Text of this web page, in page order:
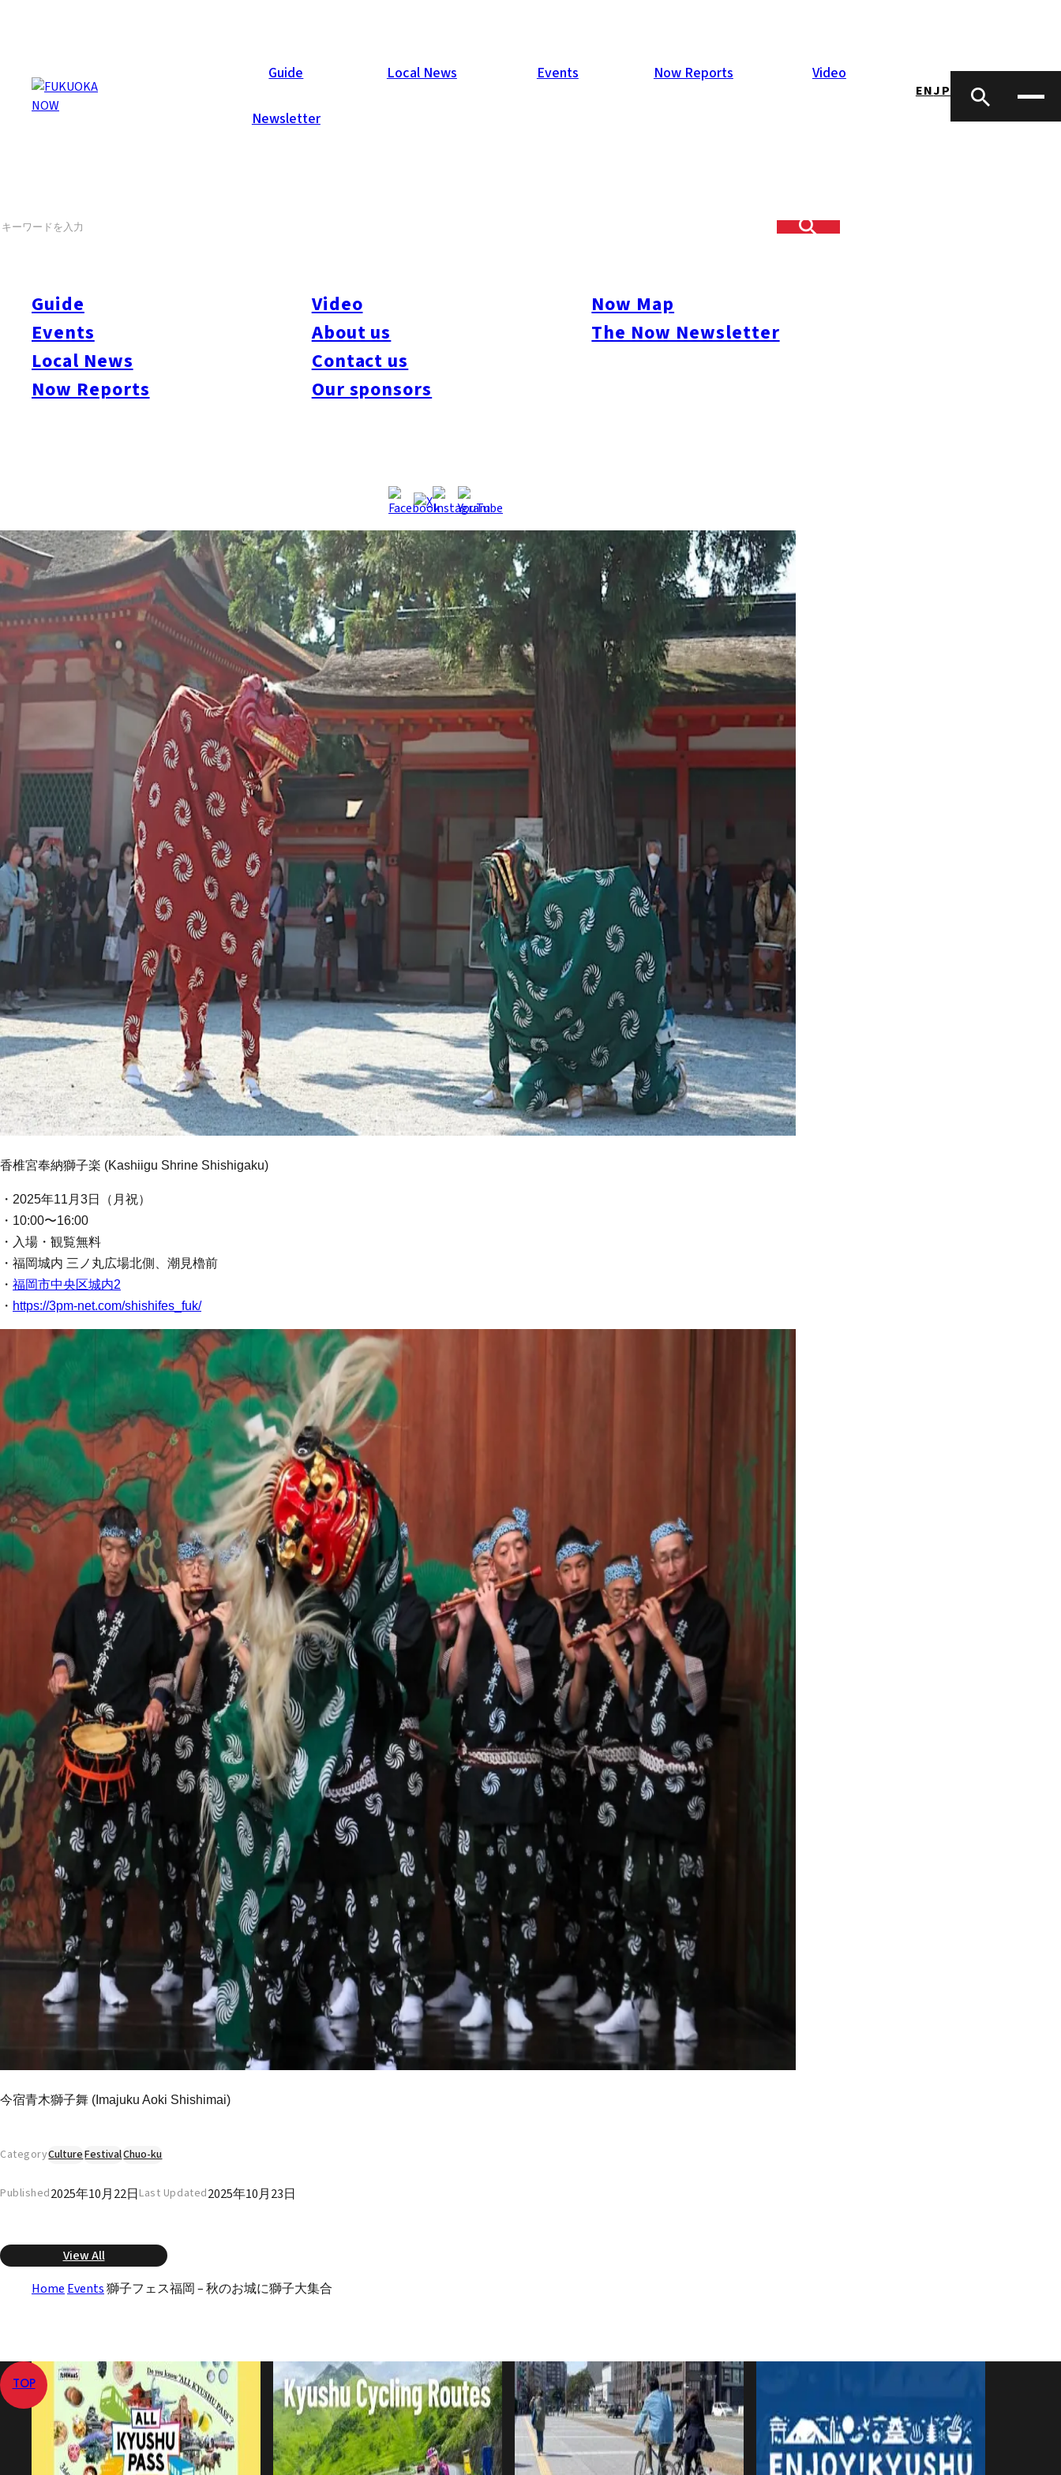
Guide Local News Events Now Reports Video
Newsletter
ENJP
Guide
Events
Local News
Now Reports
Video
About us
Contact us
Our sponsors
Now Map
The Now Newsletter
Events
香椎宮奉納獅子楽 (Kashiigu Shrine Shishigaku)
・2025年11月3日（月祝）
・10:00〜16:00
・入場・観覧無料
・福岡城内 三ノ丸広場北側、潮見櫓前
・ 福岡市中央区城内2
・ https://3pm-net.com/shishifes_fuk/
今宿青木獅子舞 (Imajuku Aoki Shishimai)
CategoryCultureFestivalChuo-ku
Published2025年10月22日Last Updated2025年10月23日
View All
Home Events獅子フェス福岡 – 秋のお城に獅子大集合
TOP